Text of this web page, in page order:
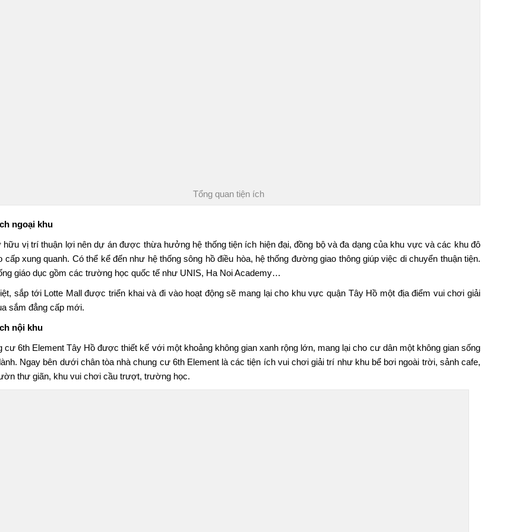
Tổng quan tiện ích
ngoại khu
hữu vị trí thuận lợi nên dự án được thừa hưởng hệ thống tiện ích hiện đại, đồng bộ và đa dạng của khu vực và các khu đô
cấp xung quanh. Có thể kể đến như hệ thống sông hồ điều hòa, hệ thống đường giao thông giúp việc di chuyển thuận tiện.
giáo dục gồm các trường học quốc tế như UNIS, Ha Noi Academy…
sắp tới Lotte Mall được triển khai và đi vào hoạt động sẽ mang lại cho khu vực quận Tây Hồ một địa điểm vui chơi giải
sắm đẳng cấp mới.
nội khu
cư 6th Element Tây Hồ được thiết kế với một khoảng không gian xanh rộng lớn, mang lại cho cư dân một không gian sống
Ngay bên dưới chân tòa nhà chung cư 6th Element là các tiện ích vui chơi giải trí như khu bể bơi ngoài trời, sảnh cafe,
thư giãn, khu vui chơi cầu trượt, trường học.